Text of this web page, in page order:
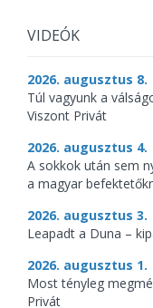
VIDEÓK
2026. augusztus 8.
Túl vagyunk a
Viszont Privát
2026. augusztus 4.
A sokkok után sem
a magyar
2026. augusztus 3.
Leapadt a Duna –
2026. augusztus 1.
Most tényleg
Privát